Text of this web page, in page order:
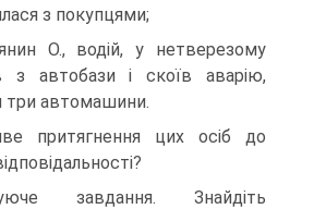
з покупцями;
О., водій, у нетверезому
з автобази і скоїв аварію,
автомашини.
притягнення цих осіб до
завдання. Знайдіть